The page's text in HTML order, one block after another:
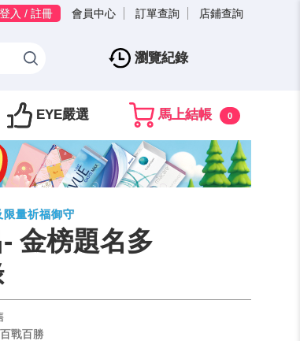
登入 / 註冊 會員中心 訂單查詢 店鋪查詢
瀏覽紀錄
EYE嚴選 馬上結帳 0
限量祈福御守
金榜題名多
戰百勝